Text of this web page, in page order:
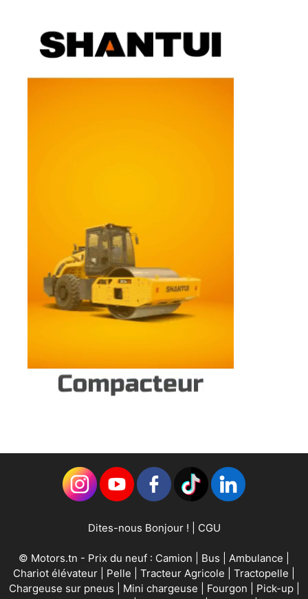
Dites-nous Bonjour ! CGU
© Motors.tn - Prix du neuf : Camion Bus Ambulance
Chariot élévateur
Pelle Tracteur Agricole Tractopelle
Chargeuse sur pneus
Mini chargeuse Fourgon Pick-up